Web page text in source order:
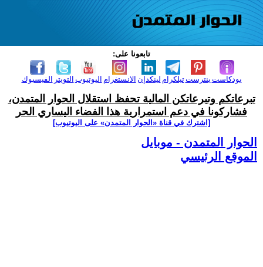
تابعونا على:
الفيسبوك التويتر اليوتيوب الانستغرام لينكدإن تيلكرامبنترست بودكاست
تبرعاتكم وتبرعاتكن المالية تحفظ استقلال الحوار المتمدن،
فشاركونا في دعم استمرارية هذا الفضاء اليساري الحر
[اشترك في قناة ‫«الحوار المتمدن» على اليوتيوب]
الحوار المتمدن - موبايل
الموقع الرئيسي